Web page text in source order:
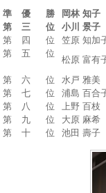
準 優 勝
岡林 知子
第 三 位
小川 景子
第 四 位
笠原 知加
第 五 位
松原 富有
第 六 位
水戸 雅美
第 七 位
浦島 百合
第 八 位
上野 百枝
第 九 位
大原 麻希
第 十 位
池田 壽子